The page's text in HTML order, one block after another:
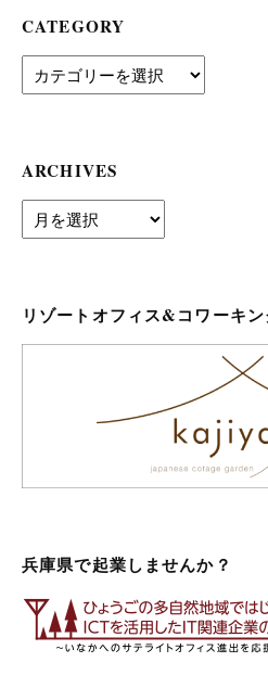
CATEGORY
Category
ARCHIVES
archives
リゾートオフィス&コワーキ
兵庫県で起業しませんか？